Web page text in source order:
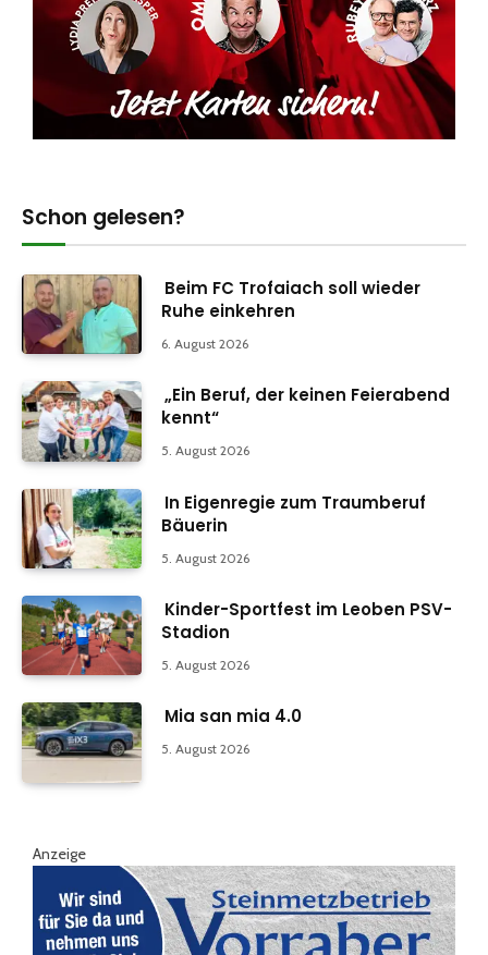
Schon gelesen?
Beim FC Trofaiach soll wieder
Ruhe einkehren
6. August 2026
„Ein Beruf, der keinen Feierabend
kennt“
5. August 2026
In Eigenregie zum Traumberuf
Bäuerin
5. August 2026
Kinder-Sportfest im Leoben PSV-
Stadion
5. August 2026
Mia san mia 4.0
5. August 2026
Anzeige